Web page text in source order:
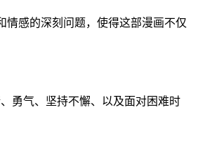
情感的深刻问题，使得这部漫画不仅
勇气、坚持不懈、以及面对困难时